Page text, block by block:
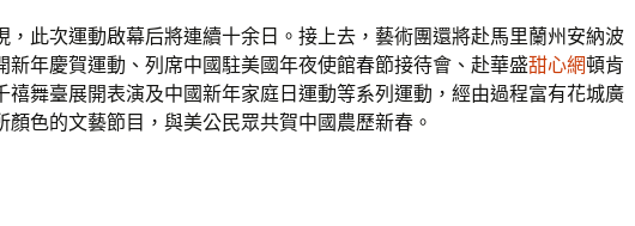
，此次運動啟幕后將連續十余日。接上去，藝術團還將赴馬里蘭州安納波
新年慶賀運動、列席中國駐美國年夜使館春節接待會、赴華盛甜心網頓肯
禧舞臺展開表演及中國新年家庭日運動等系列運動，經由過程富有花城廣
顏色的文藝節目，與美公民眾共賀中國農歷新春。